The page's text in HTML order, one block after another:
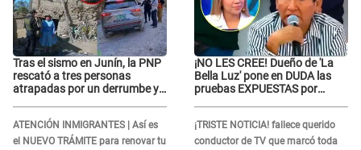
Tras el sismo en Junín, la PNP
rescató a tres personas
atrapadas por un derrumbe y
ATENCIÓN INMIGRANTES | Así es
el NUEVO TRÁMITE para renovar tu
¡NO LES CREE! Dueño de 'La
Bella Luz' pone en DUDA las
pruebas EXPUESTAS por
¡TRISTE NOTICIA! fallece querido
conductor de TV que marcó toda